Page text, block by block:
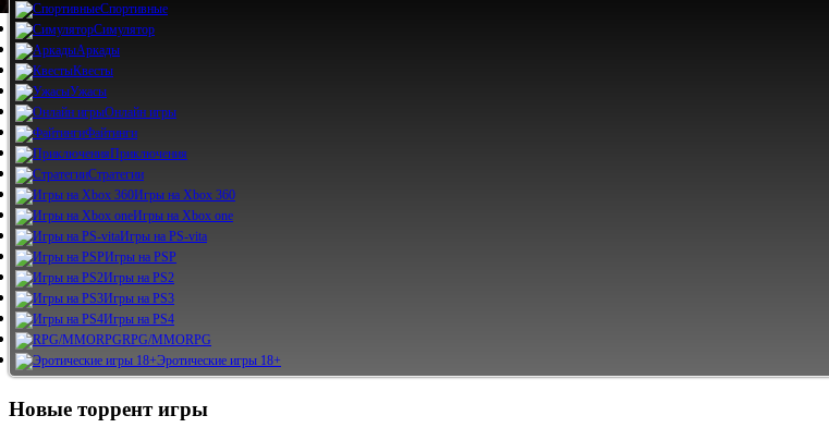
Спортивные
Симулятор
Аркады
Квесты
Ужасы
Онлайн игры
Файтинги
Приключения
Стратегии
Игры на Xbox 360
Игры на Xbox one
Игры на PS-vita
Игры на PSP
Игры на PS2
Игры на PS3
Игры на PS4
RPG/MMORPG
Эротические игры 18+
Новые торрент игры